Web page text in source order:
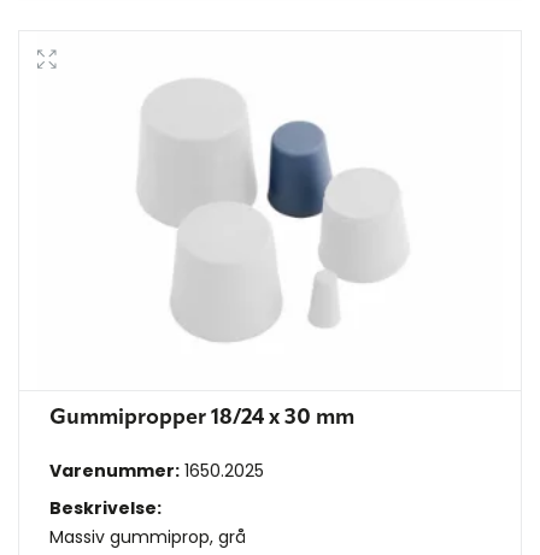
Gummipropper 18/24 x 30 mm
Varenummer: 1650.2025
Beskrivelse:
Massiv gummiprop, grå